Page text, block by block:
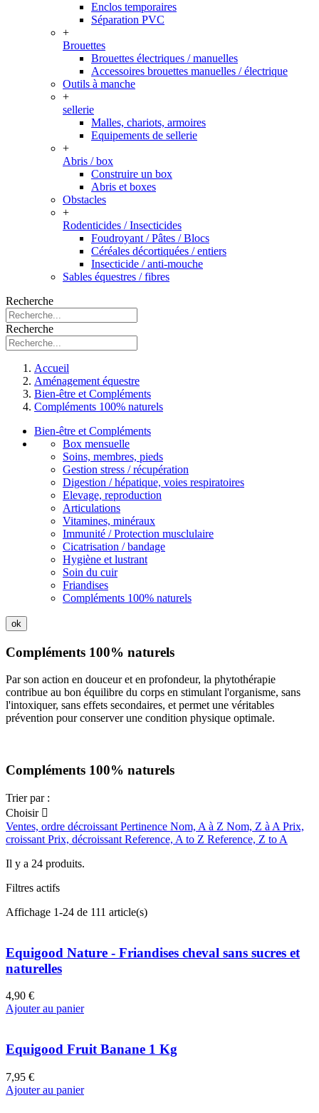
Enclos temporaires
Séparation PVC
+
Brouettes
Brouettes électriques / manuelles
Accessoires brouettes manuelles / électrique
Outils à manche
+
sellerie
Malles, chariots, armoires
Equipements de sellerie
+
Abris / box
Construire un box
Abris et boxes
Obstacles
+
Rodenticides / Insecticides
Foudroyant / Pâtes / Blocs
Céréales décortiquées / entiers
Insecticide / anti-mouche
Sables équestres / fibres
Recherche
Recherche
Accueil
Aménagement équestre
Bien-être et Compléments
Compléments 100% naturels
Bien-être et Compléments
Box mensuelle
Soins, membres, pieds
Gestion stress / récupération
Digestion / hépatique, voies respiratoires
Elevage, reproduction
Articulations
Vitamines, minéraux
Immunité / Protection musclulaire
Cicatrisation / bandage
Hygiène et lustrant
Soin du cuir
Friandises
Compléments 100% naturels
ok
Compléments 100% naturels
Par son action en douceur et en profondeur, la phytothérapie
contribue au bon équilibre du corps en stimulant l'organisme, sans
l'intoxiquer, sans effets secondaires, et permet une véritables
prévention pour conserver une condition physique optimale.
Compléments 100% naturels
Trier par :
Choisir 
Ventes, ordre décroissant Pertinence Nom, A à Z Nom, Z à A Prix,
croissant Prix, décroissant Reference, A to Z Reference, Z to A
Il y a 24 produits.
Filtres actifs
Affichage 1-24 de 111 article(s)
Equigood Nature - Friandises cheval sans sucres et
naturelles
4,90 €
Ajouter au panier
Equigood Fruit Banane 1 Kg
7,95 €
Ajouter au panier